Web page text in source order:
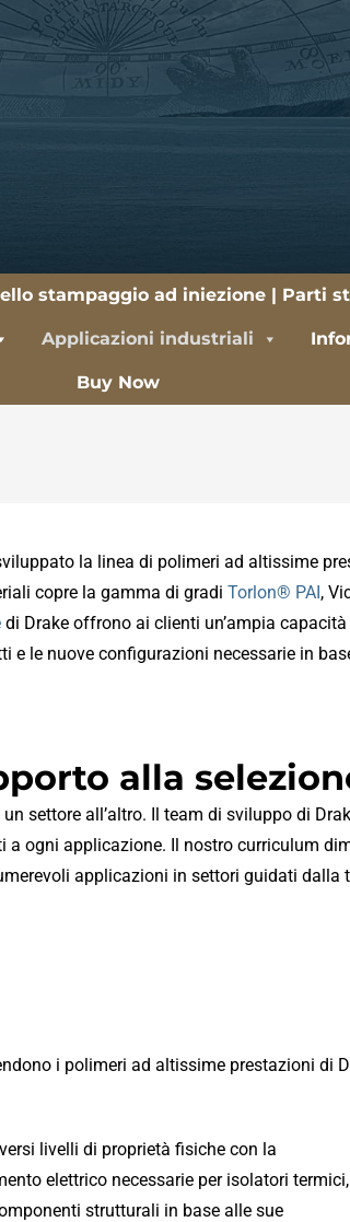
stampaggio ad iniezione | Parti
Applicazioni industriali
Buy Now
la linea di polimeri ad altissime
copre la gamma di gradi Torlon® PAI,
di Drake offrono ai clienti un’ampia
le nuove configurazioni necessarie in
alla
settore all’altro. Il team di sviluppo di
ogni applicazione. Il nostro curriculum
applicazioni in settori guidati dalla
i polimeri ad altissime prestazioni di
livelli di proprietà fisiche con la
elettrico necessarie per isolatori termici,
strutturali in base alle sue